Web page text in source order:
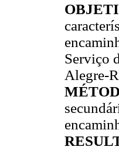
Serviço
Alegre-